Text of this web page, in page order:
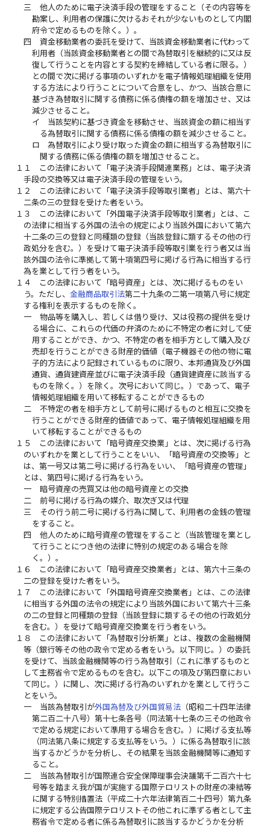
三
他人のために電子決済手段の管理をすること（その内容等を
勘案し、利用者の保護に欠けるおそれが少ないものとして内閣
府令で定めるものを除く。）。
四
資金移動業者の委託を受けて、当該資金移動業者に代わって
利用者（当該資金移動業者との間で為替取引を継続的に又は反
復して行うことを内容とする契約を締結している者に限る。）
との間で次に掲げる事項のいずれかを電子情報処理組織を使用
する方法により行うことについて合意をし、かつ、当該合意に
基づき為替取引に関する債務に係る債権の額を増加させ、又は
減少させること。
イ
当該契約に基づき資金を移動させ、当該資金の額に相当す
る為替取引に関する債務に係る債権の額を減少させること。
ロ
為替取引により受け取った資金の額に相当する為替取引に
関する債務に係る債権の額を増加させること。
１１
この法律において「電子決済手段関連業務」とは、電子決済
手段の交換等又は電子決済手段の管理をいう。
１２
この法律において「電子決済手段等取引業者」とは、第六十
二条の三の登録を受けた者をいう。
１３
この法律において「外国電子決済手段等取引業者」とは、こ
の法律に相当する外国の法令の規定により当該外国において第六
十二条の三の登録と同種類の登録（当該登録に類するその他の行
政処分を含む。）を受けて電子決済手段等取引業を行う者又は当
該外国の法令に準拠して第十項第四号に掲げる行為に相当する行
為を業として行う者をいう。
１４
この法律において「暗号資産」とは、次に掲げるものをい
う。ただし、金融商品取引法第二十九条の二第一項第八号に規定
する権利を表示するものを除く。
一
物品等を購入し、若しくは借り受け、又は役務の提供を受け
る場合に、これらの代価の弁済のために不特定の者に対して使
用することができ、かつ、不特定の者を相手方として購入及び
売却を行うことができる財産的価値（電子機器その他の物に電
子的方法により記録されているものに限り、本邦通貨及び外国
通貨、通貨建資産並びに電子決済手段（通貨建資産に該当する
ものを除く。）を除く。次号において同じ。）であって、電子
情報処理組織を用いて移転することができるもの
二
不特定の者を相手方として前号に掲げるものと相互に交換を
行うことができる財産的価値であって、電子情報処理組織を用
いて移転することができるもの
１５
この法律において「暗号資産交換業」とは、次に掲げる行為
のいずれかを業として行うことをいい、「暗号資産の交換等」と
は、第一号又は第二号に掲げる行為をいい、「暗号資産の管理」
とは、第四号に掲げる行為をいう。
一
暗号資産の売買又は他の暗号資産との交換
二
前号に掲げる行為の媒介、取次ぎ又は代理
三
その行う前二号に掲げる行為に関して、利用者の金銭の管理
をすること。
四
他人のために暗号資産の管理をすること（当該管理を業とし
て行うことにつき他の法律に特別の規定のある場合を除
く。）。
１６
この法律において「暗号資産交換業者」とは、第六十三条の
二の登録を受けた者をいう。
１７
この法律において「外国暗号資産交換業者」とは、この法律
に相当する外国の法令の規定により当該外国において第六十三条
の二の登録と同種類の登録（当該登録に類するその他の行政処分
を含む。）を受けて暗号資産交換業を行う者をいう。
１８
この法律において「為替取引分析業」とは、複数の金融機関
等（銀行等その他の政令で定める者をいう。以下同じ。）の委託
を受けて、当該金融機関等の行う為替取引（これに準ずるものと
して主務省令で定めるものを含む。以下この項及び第四章におい
て同じ。）に関し、次に掲げる行為のいずれかを業として行うこ
とをいう。
一
当該為替取引が外国為替及び外国貿易法（昭和二十四年法律
第二百二十八号）第十七条各号（同法第十七条の三その他政令
で定める規定において準用する場合を含む。）に掲げる支払等
（同法第八条に規定する支払等をいう。）に係る為替取引に該
当するかどうかを分析し、その結果を当該金融機関等に通知す
ること。
二
当該為替取引が国際連合安全保障理事会決議第千二百六十七
号等を踏まえ我が国が実施する国際テロリストの財産の凍結等
に関する特別措置法（平成二十六年法律第百二十四号）第九条
に規定する公告国際テロリストその他これに準ずる者として主
務省令で定める者に係る為替取引に該当するかどうかを分析